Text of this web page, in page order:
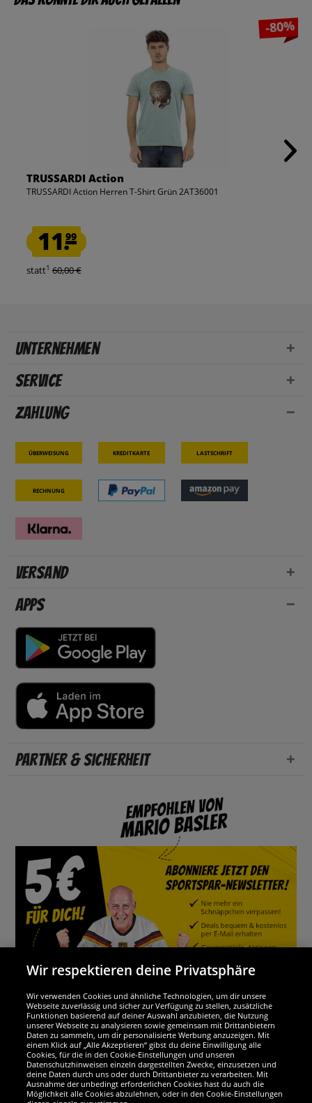
-80%
TRUSSARDI Action
TRUSSARDI Action Herren T-Shirt Grün 2AT36001
11.99
statt1 60,00 €
Unternehmen
Service
Zahlung
Überweisung Kreditkarte Lastschrift
Rechnung
Versand
Apps
Partner & Sicherheit
Wir sind ausgezeichnet
Wir respektieren deine Privatsphäre
Wir verwenden Cookies und ähnliche Technologien, um dir unsere
Webseite zuverlässig und sicher zur Verfügung zu stellen, zusätzliche
Funktionen basierend auf deiner Auswahl anzubieten, die Nutzung
unserer Webseite zu analysieren sowie gemeinsam mit Drittanbietern
Daten zu sammeln, um dir personalisierte Werbung anzuzeigen. Mit
einem Klick auf „Alle Akzeptieren“ gibst du deine Einwilligung alle
Cookies, für die in den Cookie-Einstellungen und unseren
Datenschutzhinweisen einzeln dargestellten Zwecke, einzusetzen und
deine Daten durch uns oder durch Drittanbieter zu verarbeiten. Mit
Ausnahme der unbedingt erforderlichen Cookies hast du auch die
Möglichkeit alle Cookies abzulehnen, oder in den Cookie-Einstellungen